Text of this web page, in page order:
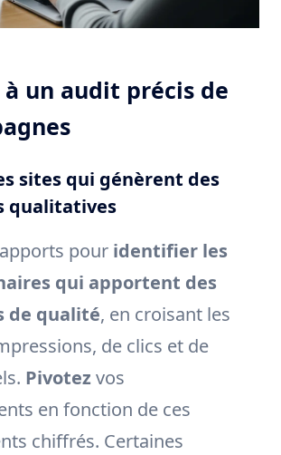
à un audit précis de
sites qui génèrent des
qualitatives
pour identifier les
qui apportent des
de qualité, en croisant les
de clics et de
Pivotezvos
en fonction de ces
chiffrés. Certaines